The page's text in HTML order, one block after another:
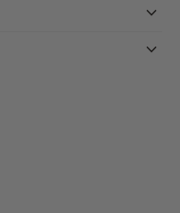
keyboard_arrow_down
keyboard_arrow_down